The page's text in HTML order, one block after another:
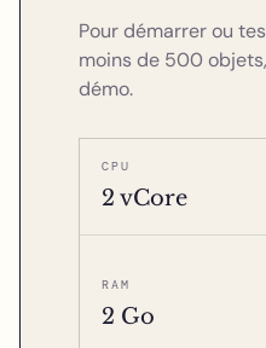
Pour démarrer ou
moins de 500
démo.
CPU
2 vCore
RAM
2 Go